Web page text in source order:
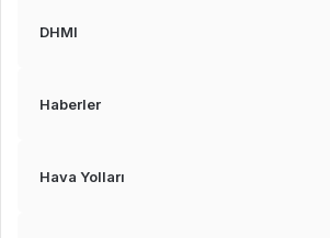
DHMI
Haberler
Hava Yolları